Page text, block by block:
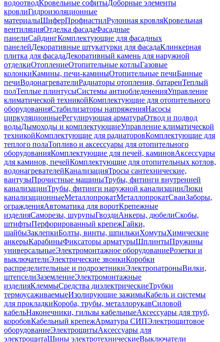
водоотводКровельные софитыДоборные элементы
кровлиГидроизоляционные
материалыШиферПрофнастилРулонная кровляКровельная
вентиляцияОтделка фасадаФасадные
панелиСайдингКомплектующие для фасадных
панелейДекоративные штукатурки для фасадаКлинкерная
плитка для фасадаДекоративный камень для наружной
отделкиОтоплениеОтопительные котлыГазовые
колонкиКамины, печи-каминыОтопительные печиБанные
печиВодонагревателиРадиаторы отопления, батареиТеплый
полТеплые плинтусыСистемы антиобледененияУправление
климатической техникойКомплектующие для отопительного
оборудованияСтабилизаторы напряженияНасосы
циркуляционныеРегулирующая арматураОтвод и подвод
водыДымоходы и комплектующиеУправление климатической
техникойКомплектующие для радиаторовКомплектующие для
теплого полаТопливо и аксессуары для отопительного
оборудованияКомплектующие для печей, каминовАксессуары
для каминов, печейКомплектующие для отопительных котлов,
водонагревателейКанализацияТросы сантехнические,
вантузыПрочистные машиныТрубы, фитинги внутренней
канализацииТрубы, фитинги наружной канализацииЛюки
канализационныеМеталлопрокатМеталлопрокатСваиЗаборы,
огражденияАвтоматика для воротКрепежные
изделияСаморезы, шурупыГвоздиАнкеры, дюбелиСкобы,
штифтыПерфорированный крепежГайки,
шайбыЗаклепкиБолты, винты, шпилькиХомутыХимические
анкерыКарабиныФиксаторы арматурыШплинтыПружины
универсальныеЭлектромонтажное оборудованиеРозетки и
выключателиЭлектрические звонкиКоробки
распределительные и подрозетникиЭлектропатроныВилки,
штепселиЗаземлениеЭлектромонтажные
изделияКлеммыСредства диэлектрическиеТрубки
термоусаживаемыеИзолирующие зажимыКабель и системы
для прокладкиКороба, трубы, металлорукавСиловой
кабельНаконечники, гильзы кабельныеАксессуары для труб,
коробовКабельный крепежАрматура СИПЭлектрощитовое
оборудованиеЭлектрощитыАксессуары для
электрощитаШины электротехническиеВыключатели